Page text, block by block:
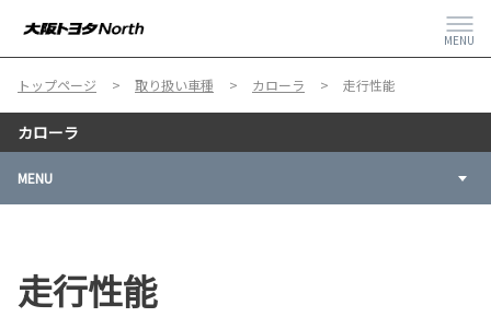
MENU
トップページ 取り扱い車種 カローラ 走行性能
カローラ
MENU
走行性能